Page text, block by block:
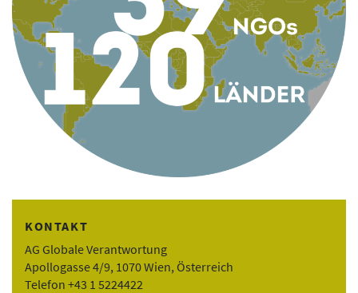
KONTAKT
AG Globale Verantwortung
Apollogasse 4/9, 1070 Wien, Österreich
Telefon +43 1 5224422